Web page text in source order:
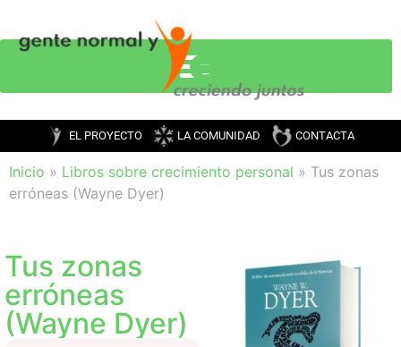
EL PROYECTO LA COMUNIDAD CONTACTA
Inicio » Libros sobre crecimiento personal » Tus zonas
erróneas (Wayne Dyer)
Tus zonas
erróneas
(Wayne Dyer)